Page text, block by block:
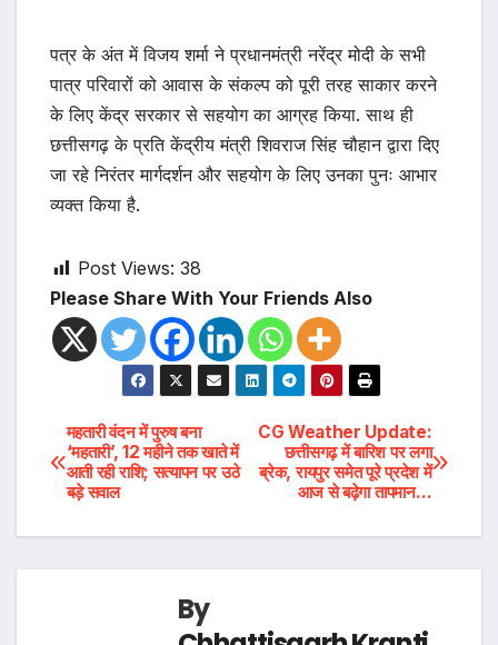
पत्र के अंत में विजय शर्मा ने प्रधानमंत्री नरेंद्र मोदी के सभी
पात्र परिवारों को आवास के संकल्प को पूरी तरह साकार करने
के लिए केंद्र सरकार से सहयोग का आग्रह किया. साथ ही
छत्तीसगढ़ के प्रति केंद्रीय मंत्री शिवराज सिंह चौहान द्वारा दिए
जा रहे निरंतर मार्गदर्शन और सहयोग के लिए उनका पुनः आभार
व्यक्त किया है.
Post Views: 38
Please Share With Your Friends Also
Post
navigation
CG Weather Update:
छत्तीसगढ़ में बारिश पर लगा
ब्रेक, रायपुर समेत पूरे प्रदेश में
आज से बढ़ेगा तापमान…
महतारी वंदन में पुरुष बना
‘महतारी’, 12 महीने तक खाते में
आती रही राशि; सत्यापन पर उठे
बड़े सवाल
By